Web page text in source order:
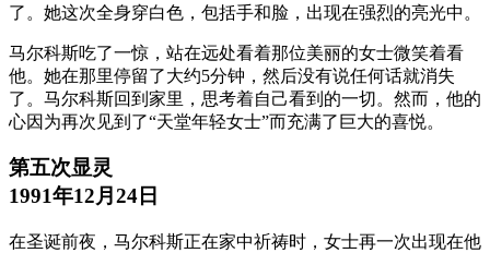
了。她这次全身穿白色，包括手和脸，出现在强烈的亮光中。
马尔科斯吃了一惊，站在远处看着那位美丽的女士微笑着看
他。她在那里停留了大约5分钟，然后没有说任何话就消失
了。马尔科斯回到家里，思考着自己看到的一切。然而，他的
心因为再次见到了“天堂年轻女士”而充满了巨大的喜悦。
第五次显灵
1991年12月24日
在圣诞前夜，马尔科斯正在家中祈祷时，女士再一次出现在他